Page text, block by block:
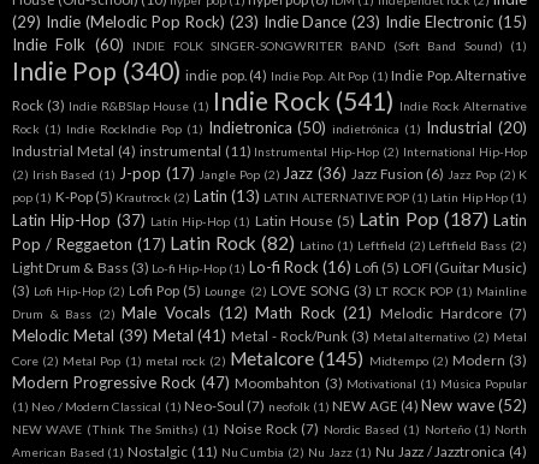
(29) Indie (Melodic Pop Rock) (23) Indie Dance (23) Indie Electronic (15)
Indie Folk (60) INDIE FOLK SINGER-SONGWRITER BAND (Soft Band Sound) (1)
Indie Pop (340) indie pop. (4) Indie Pop. Alt Pop (1) Indie Pop. Alternative
Rock (3) Indie R&BSlap House (1) Indie Rock (541) Indie Rock Alternative
Rock (1) Indie RockIndie Pop (1) Indietronica (50) indietrónica (1) Industrial (20)
Industrial Metal (4) instrumental (11) Instrumental Hip-Hop (2) International Hip-Hop
(2) Irish Based (1) J-pop (17) Jangle Pop (2) Jazz (36) Jazz Fusion (6) Jazz Pop (2) K
pop (1) K-Pop (5) Krautrock (2) Latin (13) LATIN ALTERNATIVE POP (1) Latin Hip Hop (1)
Latin Hip-Hop (37) Latín Hip-Hop (1) Latin House (5) Latin Pop (187) Latin
Pop / Reggaeton (17) Latin Rock (82) Latino (1) Leftfield (2) Leftfield Bass (2)
Light Drum & Bass (3) Lo-fi Hip-Hop (1) Lo-fi Rock (16) Lofi (5) LOFI (Guitar Music)
(3) Lofi Hip-Hop (2) Lofi Pop (5) Lounge (2) LOVE SONG (3) LT ROCK POP (1) Mainline
Drum & Bass (2) Male Vocals (12) Math Rock (21) Melodic Hardcore (7)
Melodic Metal (39) Metal (41) Metal - Rock/Punk (3) Metal alternativo (2) Metal
Core (2) Metal Pop (1) metal rock (2) Metalcore (145) Midtempo (2) Modern (3)
Modern Progressive Rock (47) Moombahton (3) Motivational (1) Música Popular
(1) Neo / Modern Classical (1) Neo-Soul (7) neofolk (1) NEW AGE (4) New wave (52)
NEW WAVE (Think The Smiths) (1) Noise Rock (7) Nordic Based (1) Norteño (1) North
American Based (1) Nostalgic (11) Nu Cumbia (2) Nu Jazz (1) Nu Jazz / Jazztronica (4)